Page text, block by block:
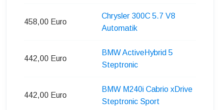
458,00 Euro
Chrysler 300C 5.7 V8
Automatik
442,00 Euro
BMW ActiveHybrid 5
Steptronic
442,00 Euro
BMW M240i Cabrio xDrive
Steptronic Sport